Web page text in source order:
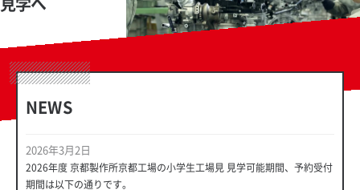
見学へ
NEWS
2026年3月2日
2026年度 京都製作所京都工場の小学生工場見 見学可能期間、予約受付
期間は以下の通りです。